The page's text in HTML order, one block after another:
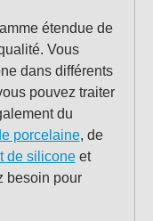
étendue de
Vous
dans différents
pouvez traiter
du
porcelaine, de
de siliconeet
besoin pour